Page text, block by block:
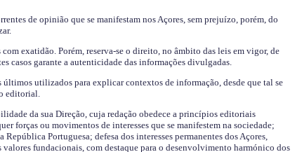
de opinião que se manifestam nos Açores, sem prejuízo, porém, do
exatidão. Porém, reserva-se o direito, no âmbito das leis em vigor, de
casos garante a autenticidade das informações divulgadas.
utilizados para explicar contextos de informação, desde que tal se
editorial.
da sua Direção, cuja redação obedece a princípios editoriais
forças ou movimentos de interesses que se manifestem na sociedade;
Portuguesa; defesa dos interesses permanentes dos Açores,
fundacionais, com destaque para o desenvolvimento harmónico dos